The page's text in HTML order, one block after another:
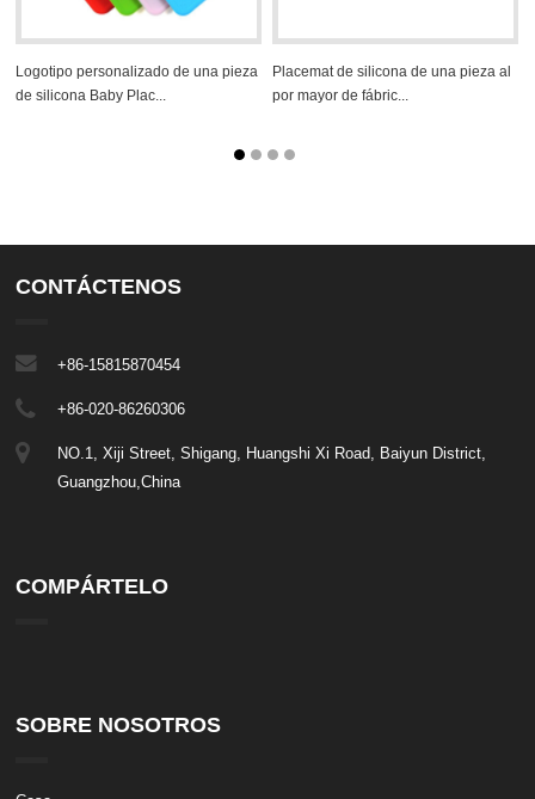
Logotipo personalizado de una pieza
de silicona Baby Plac...
Placemat de silicona de una pieza al
por mayor de fábric...
CONTÁCTENOS
+86-15815870454
+86-020-86260306
NO.1, Xiji Street, Shigang, Huangshi Xi Road, Baiyun District,
Guangzhou,China
COMPÁRTELO
SOBRE NOSOTROS